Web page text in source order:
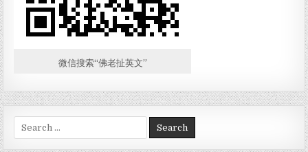
微信搜索“佛老扯英文”
Search for: